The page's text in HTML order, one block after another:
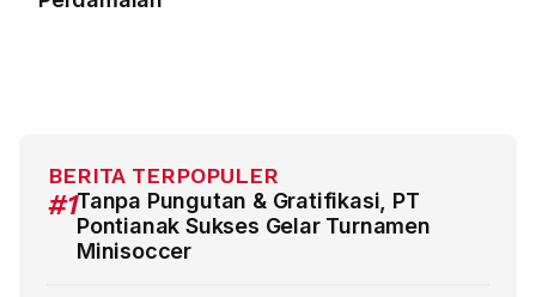
BERITA TERPOPULER
#1Tanpa Pungutan & Gratifikasi, PT
Pontianak Sukses Gelar Turnamen
Minisoccer